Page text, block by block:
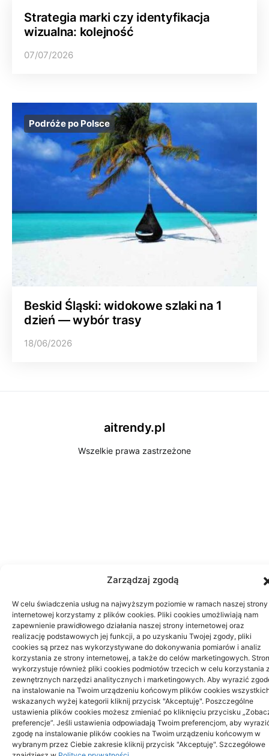
Zarządzaj zgodą
W celu świadczenia usług na najwyższym poziomie w ramach naszej strony
internetowej korzystamy z plików cookies. Pliki cookies umożliwiają nam
zapewnienie prawidłowego działania naszej strony internetowej oraz
realizację podstawowych jej funkcji, a po uzyskaniu Twojej zgody, pliki
cookies są przez nas wykorzystywane do dokonywania pomiarów i analiz
korzystania ze strony internetowej, a także do celów marketingowych.
wykorzystuje również pliki cookies podmiotów trzecich w celu korzystania
zewnętrznych narzędzi analitycznych i marketingowych. Aby wyrazić
na instalowanie na Twoim urządzeniu końcowym plików cookies
wskazanych wyżej kategorii kliknij przycisk "Akceptuję". Poszczególne
ustawienia plików cookies możesz zmieniać po kliknięciu przycisku
preferencje”. Jeśli ustawienia odpowiadają Twoim preferencjom, aby
zgodę na instalowanie plików cookies na Twoim urządzeniu końcowym w
wybranym przez Ciebie zakresie kliknij przycisk "Akceptuję". Szczegółowe
Strategia marki czy identyfikacja
wizualna: kolejność
07/07/2026
Podróże po Polsce
Beskid Śląski: widokowe szlaki na 1
dzień — wybór trasy
18/06/2026
aitrendy.pl
Wszelkie prawa zastrzeżone